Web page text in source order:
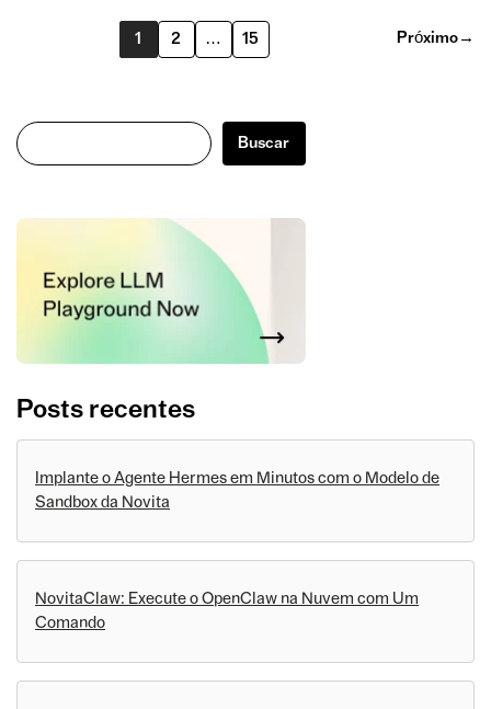
1 2 … 15 Próximo →
Buscar
Buscar
Posts recentes
Implante o Agente Hermes em Minutos com o Modelo de
Sandbox da Novita
NovitaClaw: Execute o OpenClaw na Nuvem com Um
Comando